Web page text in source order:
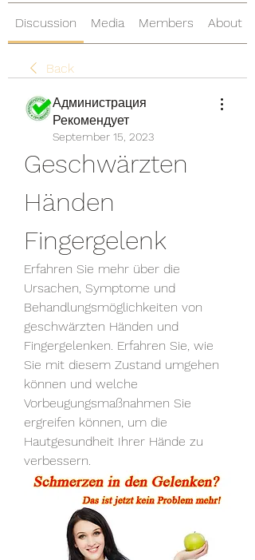
Discussion Media Members About
Back
Администрация
Рекомендует
September 15, 2023
Geschwärzten
Händen
Fingergelenk
Erfahren Sie mehr über die
Ursachen, Symptome und
Behandlungsmöglichkeiten von
geschwärzten Händen und
Fingergelenken. Erfahren Sie, wie
Sie mit diesem Zustand umgehen
können und welche
Vorbeugungsmaßnahmen Sie
ergreifen können, um die
Hautgesundheit Ihrer Hände zu
verbessern.